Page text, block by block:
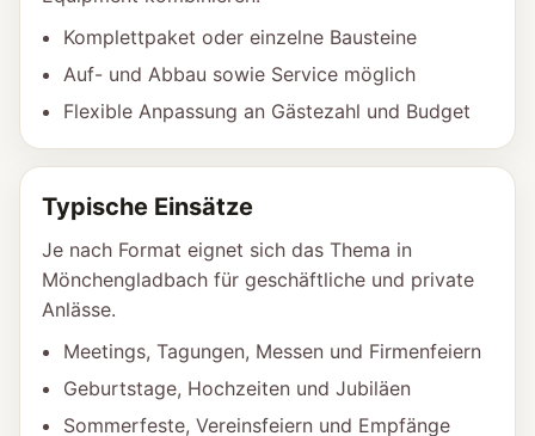
Komplettpaket oder einzelne Bausteine
Auf- und Abbau sowie Service möglich
Flexible Anpassung an Gästezahl und Budget
Typische Einsätze
Je nach Format eignet sich das Thema in
Mönchengladbach für geschäftliche und private
Anlässe.
Meetings, Tagungen, Messen und Firmenfeiern
Geburtstage, Hochzeiten und Jubiläen
Sommerfeste, Vereinsfeiern und Empfänge